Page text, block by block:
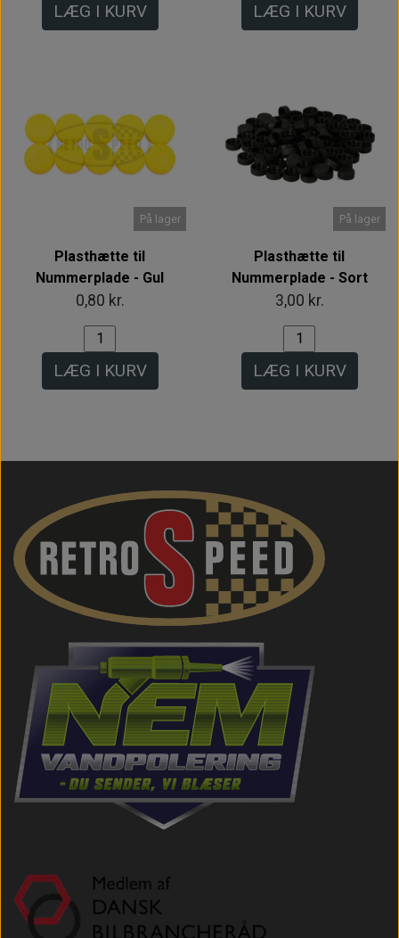
LÆG I KURV LÆG I KURV
På lager
Plasthætte til
Nummerplade - Gul
0,80 kr.
LÆG I KURV
På lager
Plasthætte til
Nummerplade - Sort
3,00 kr.
LÆG I KURV